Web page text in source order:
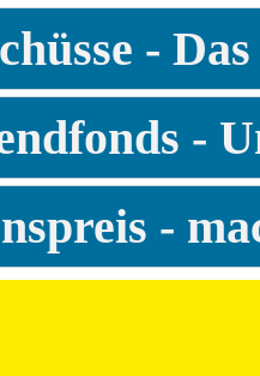
-
-
-